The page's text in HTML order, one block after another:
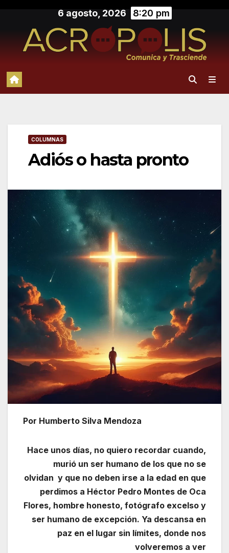
contenido
6 agosto, 2026 8:20 pm
COLUMNAS
Adiós o hasta pronto
Por Humberto Silva Mendoza
Hace unos días, no quiero recordar cuando,
murió un ser humano de los que no se
olvidan y que no deben irse a la edad en que
perdimos a Héctor Pedro Montes de Oca
Flores, hombre honesto, fotógrafo excelso y
ser humano de excepción. Ya descansa en
paz en el lugar sin límites, donde nos
volveremos a ver